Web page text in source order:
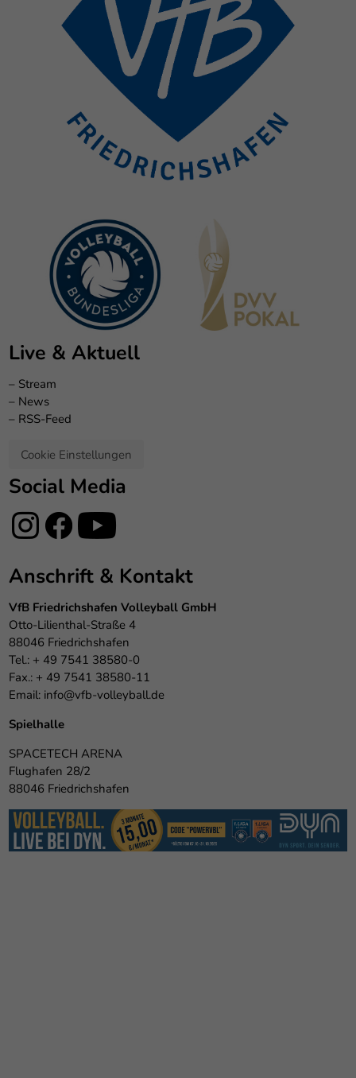
Live & Aktuell
– Stream
– News
– RSS-Feed
Cookie Einstellungen
Social Media
Anschrift & Kontakt
VfB Friedrichshafen Volleyball GmbH
Otto-Lilienthal-Straße 4
88046 Friedrichshafen
Tel.: + 49 7541 38580-0
Fax.: + 49 7541 38580-11
Email: info@vfb-volleyball.de
Spielhalle
SPACETECH ARENA
Flughafen 28/2
88046 Friedrichshafen